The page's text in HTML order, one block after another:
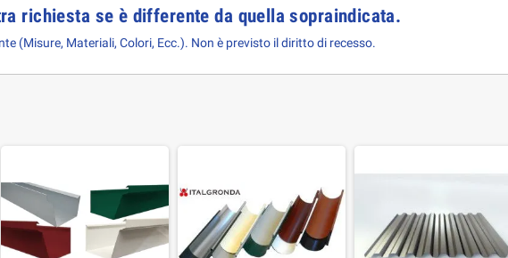
richiesta se è differente da quella sopraindicata.
(Misure, Materiali, Colori, Ecc.). Non è previsto il diritto di recesso.